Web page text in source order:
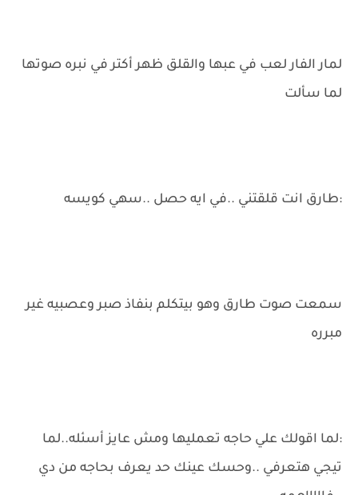
لمار الفار لعب في عبها والقلق ظهر أكتر في نبره صوتها
لما سألت
:طارق انت قلقتني ..في ايه حصل ..سهي كويسه
سمعت صوت طارق وهو بيتكلم بنفاذ صبر وعصبيه غير
مبرره
:لما اقولك علي حاجه تعمليها ومش عايز أسئله..لما
تيجي هتعرفي ..وحسك عينك حد يعرف بحاجه من دي